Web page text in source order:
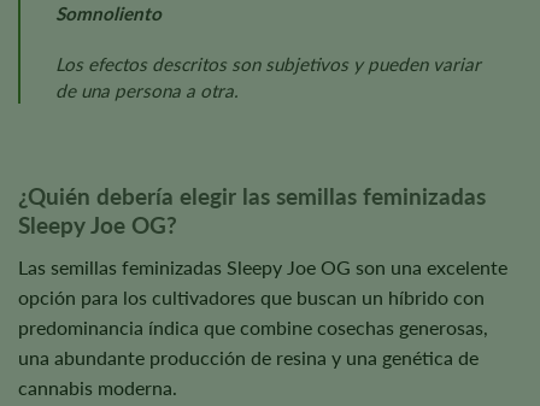
Somnoliento
Los efectos descritos son subjetivos y pueden variar
de una persona a otra.
¿Quién debería elegir las semillas feminizadas
Sleepy Joe OG?
Las semillas feminizadas Sleepy Joe OG son una excelente
opción para los cultivadores que buscan un híbrido con
predominancia índica que combine cosechas generosas,
una abundante producción de resina y una genética de
cannabis moderna.